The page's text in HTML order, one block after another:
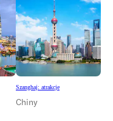
Szanghaj: atrakcje
Chiny